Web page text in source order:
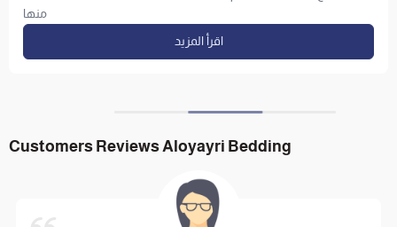
منها
اقرأ المزيد
Customers Reviews Aloyayri Bedding